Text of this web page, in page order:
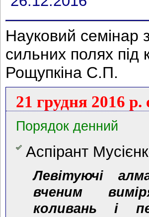
Науковий семінар
сильних полях
Рощупкіна С.П.
21 грудня 2016 р.
Порядок денний
Аспірант
Левітуючі
вченим
коливань і